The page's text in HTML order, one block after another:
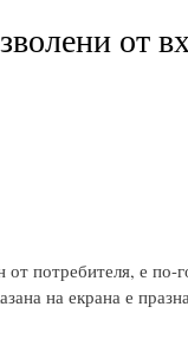
от
потребителя, е по-
на екрана е